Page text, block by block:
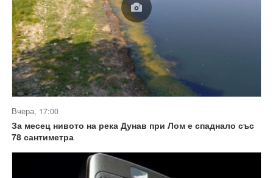
Вчера, 17:00
За месец нивото на река Дунав при Лом е спаднало със
78 сантиметра